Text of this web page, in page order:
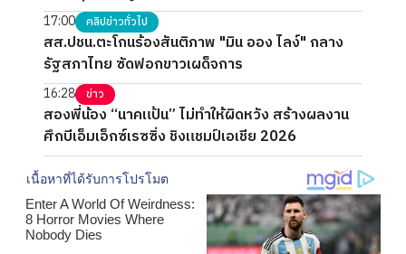
17:00 คลิปข่าวทั่วไป
สส.ปชน.ตะโกนร้องสันติภาพ "มิน ออง ไลง์" กลาง
รัฐสภาไทย ซัดฟอกขาวเผด็จการ
16:28 ข่าว
สองพี่น้อง “นาคแป้น” ไม่ทำให้ผิดหวัง สร้างผลงาน
ศึกบีเอ็มเอ็กซ์เรซซิ่ง ชิงแชมป์เอเชีย 2026